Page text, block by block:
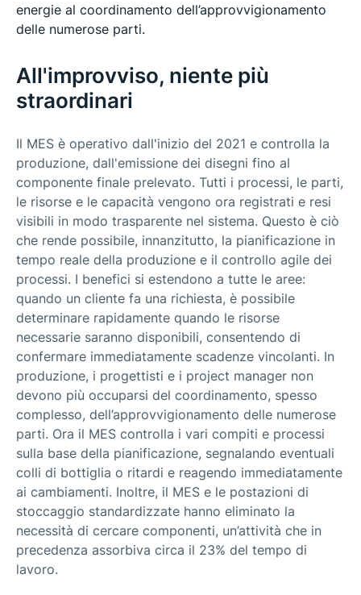
energie al coordinamento dell’approvvigionamento
delle numerose parti.
All'improvviso, niente più
straordinari
Il MES è operativo dall'inizio del 2021 e controlla la
produzione, dall'emissione dei disegni fino al
componente finale prelevato. Tutti i processi, le parti,
le risorse e le capacità vengono ora registrati e resi
visibili in modo trasparente nel sistema. Questo è ciò
che rende possibile, innanzitutto, la pianificazione in
tempo reale della produzione e il controllo agile dei
processi. I benefici si estendono a tutte le aree:
quando un cliente fa una richiesta, è possibile
determinare rapidamente quando le risorse
necessarie saranno disponibili, consentendo di
confermare immediatamente scadenze vincolanti. In
produzione, i progettisti e i project manager non
devono più occuparsi del coordinamento, spesso
complesso, dell’approvvigionamento delle numerose
parti. Ora il MES controlla i vari compiti e processi
sulla base della pianificazione, segnalando eventuali
colli di bottiglia o ritardi e reagendo immediatamente
ai cambiamenti. Inoltre, il MES e le postazioni di
stoccaggio standardizzate hanno eliminato la
necessità di cercare componenti, un’attività che in
precedenza assorbiva circa il 23% del tempo di
lavoro.